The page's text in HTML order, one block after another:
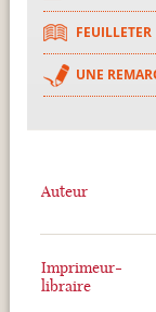
FEUILLETER
UNE
Auteur
Imprimeur-
libraire